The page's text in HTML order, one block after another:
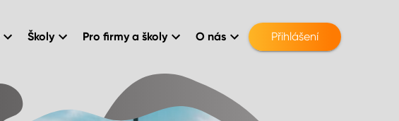
Školy Pro firmy a školy O nás Přihlášení